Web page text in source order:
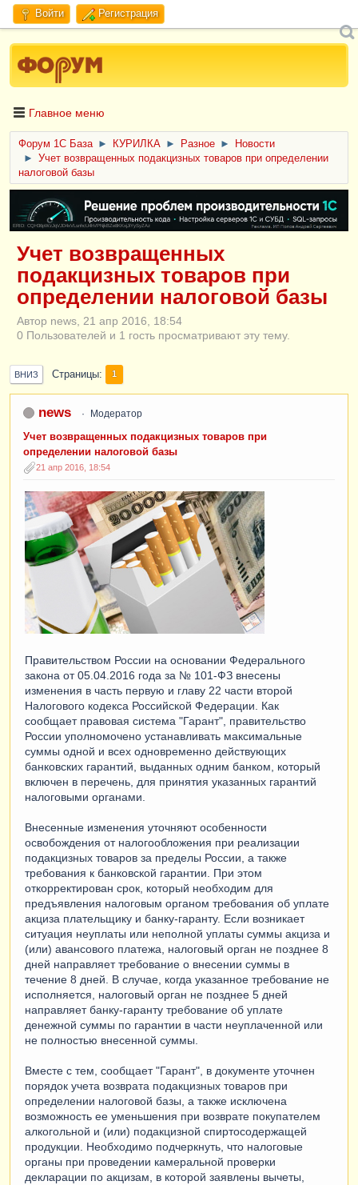
Войти Регистрация
Главное меню
Форум 1C База ► КУРИЛКА ► Разное ►
Новости
►
Учет возвращенных подакцизных товаров при определении
налоговой базы
ERID: CQH36pWzJqVJD4xVLsnhcU4hVPNjkBZe8KKxjJiYySyZAz
Учет возвращенных
подакцизных товаров при
определении налоговой базы
Автор news, 21 апр 2016, 18:54
0 Пользователей и 1 гость просматривают эту тему.
ВНИЗ Страницы 1
news Модератор
Учет возвращенных подакцизных товаров при
определении налоговой базы
21 апр 2016, 18:54
Правительством России на основании Федерального
закона от 05.04.2016 года за № 101-ФЗ внесены
изменения в часть первую и главу 22 части второй
Налогового кодекса Российской Федерации. Как
сообщает правовая система "Гарант", правительство
России уполномочено устанавливать максимальные
суммы одной и всех одновременно действующих
банковских гарантий, выданных одним банком, который
включен в перечень, для принятия указанных гарантий
налоговыми органами.
Внесенные изменения уточняют особенности
освобождения от налогообложения при реализации
подакцизных товаров за пределы России, а также
требования к банковской гарантии. При этом
откорректирован срок, который необходим для
предъявления налоговым органом требования об уплате
акциза плательщику и банку-гаранту. Если возникает
ситуация неуплаты или неполной уплаты суммы акциза и
(или) авансового платежа, налоговый орган не позднее 8
дней направляет требование о внесении суммы в
течение 8 дней. В случае, когда указанное требование не
исполняется, налоговый орган не позднее 5 дней
направляет банку-гаранту требование об уплате
денежной суммы по гарантии в части неуплаченной или
не полностью внесенной суммы.
Вместе с тем, сообщает "Гарант", в документе уточнен
порядок учета возврата подакцизных товаров при
определении налоговой базы, а также исключена
возможность ее уменьшения при возврате покупателем
алкогольной и (или) подакцизной спиртосодержащей
продукции. Необходимо подчеркнуть, что налоговые
органы при проведении камеральной проверки
декларации по акцизам, в которой заявлены вычеты,